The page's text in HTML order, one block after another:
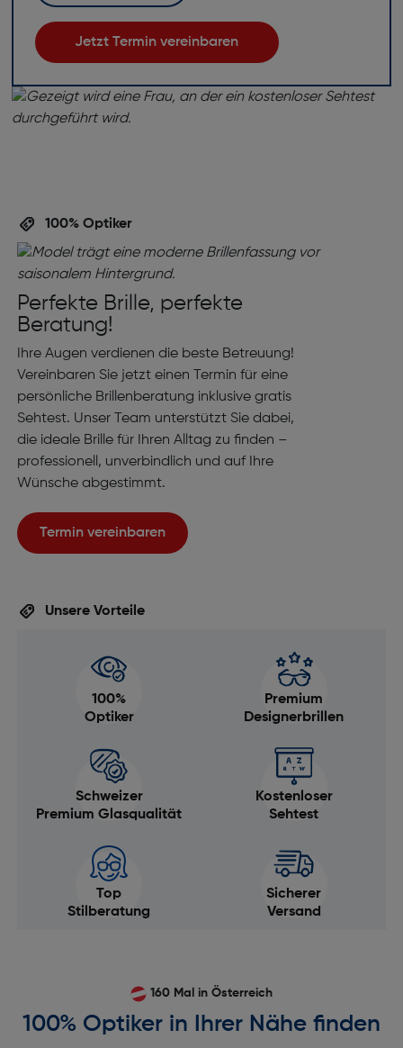
Jetzt Termin vereinbaren
100% Optiker
Perfekte Brille, perfekte
Beratung!
Ihre Augen verdienen die beste Betreuung!
Vereinbaren Sie jetzt einen Termin für eine
persönliche Brillenberatung inklusive gratis
Sehtest. Unser Team unterstützt Sie dabei,
die ideale Brille für Ihren Alltag zu finden –
professionell, unverbindlich und auf Ihre
Wünsche abgestimmt.
Termin vereinbaren
Unsere Vorteile
100%
Optiker
Premium
Designerbrillen
Schweizer
Premium Glasqualität
Kostenloser
Sehtest
Top
Stilberatung
Sicherer
Versand
160 Mal in Österreich
100% Optiker in Ihrer Nähe finden